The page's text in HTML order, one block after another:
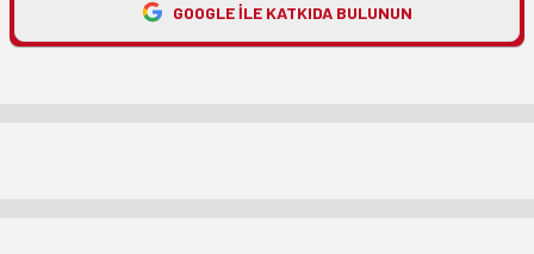
GOOGLE ILE KATKIDA BULUNUN